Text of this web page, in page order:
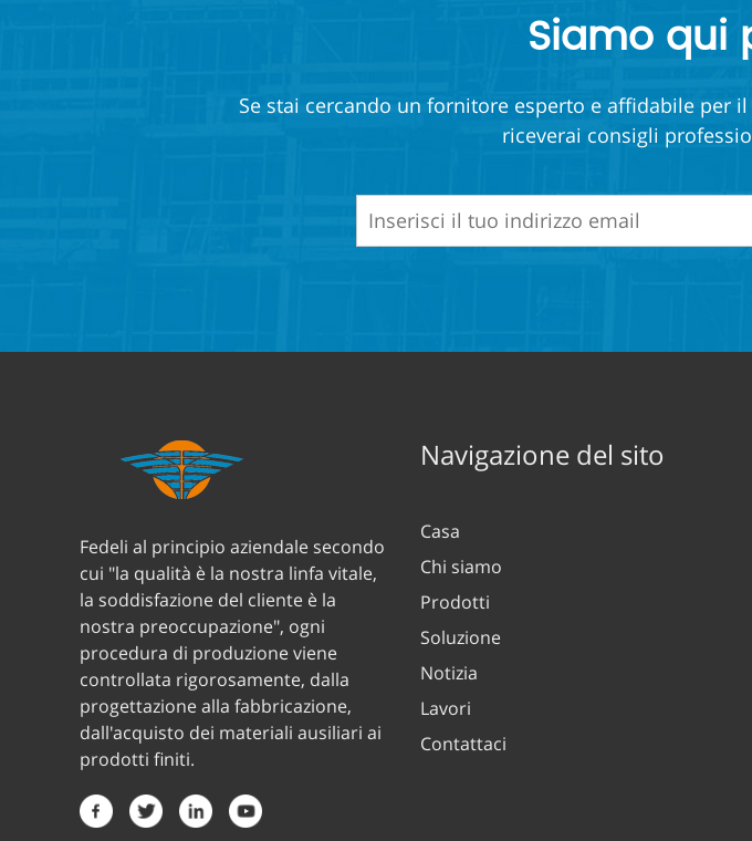
Siamo qui
Se stai cercando un fornitore esperto e affidabile per
riceverai consigli
Fedeli al principio aziendale secondo
cui "la qualità è la nostra linfa vitale,
la soddisfazione del cliente è la
nostra preoccupazione", ogni
procedura di produzione viene
controllata rigorosamente, dalla
progettazione alla fabbricazione,
dall'acquisto dei materiali ausiliari ai
prodotti finiti.
Navigazione del sito
Casa
Chi siamo
Prodotti
Soluzione
Notizia
Lavori
Contattaci